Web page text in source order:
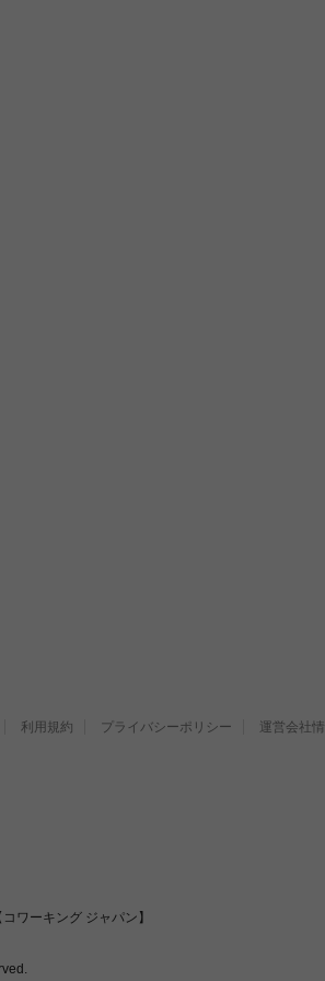
利用規約 プライバシーポリシー 運営会社情
ワーキング ジャパン】